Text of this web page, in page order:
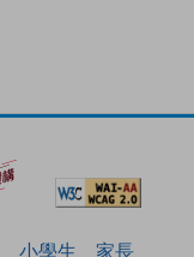
小學生
家長